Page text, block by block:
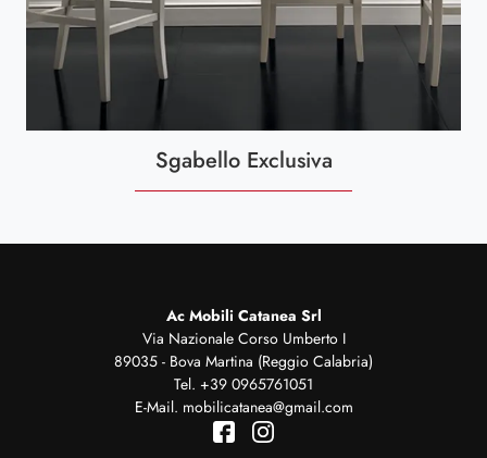
Sgabello Exclusiva
Ac Mobili Catanea Srl
Via Nazionale Corso Umberto I
89035 - Bova Martina (Reggio Calabria)
Tel. +39 0965761051
E-Mail. mobilicatanea@gmail.com